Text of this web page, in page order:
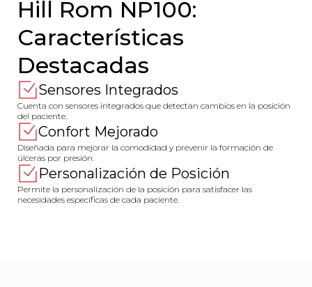
Hill Rom NP100:
Características
Destacadas
Sensores Integrados
Cuenta con sensores integrados que detectan cambios en la posición
del paciente.
Confort Mejorado
Diseñada para mejorar la comodidad y prevenir la formación de
úlceras por presión.
Personalización de Posición
Permite la personalización de la posición para satisfacer las
necesidades específicas de cada paciente.